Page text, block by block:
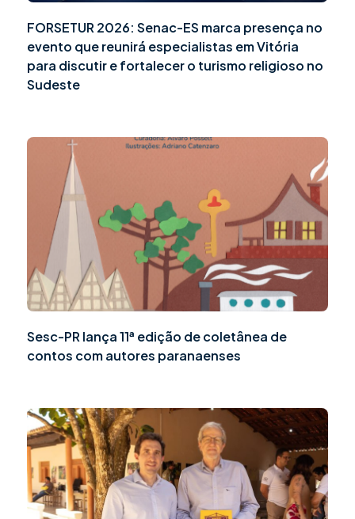
FORSETUR 2026: Senac-ES marca presença no
evento que reunirá especialistas em Vitória
para discutir e fortalecer o turismo religioso no
Sudeste
Sesc-PR lança 11ª edição de coletânea de
contos com autores paranaenses